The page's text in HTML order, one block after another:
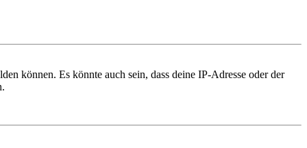
können. Es könnte auch sein, dass deine IP-Adresse oder der